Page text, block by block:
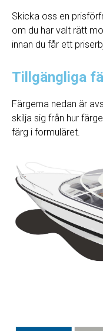
Skicka oss en
om du har valt rätt
innan du får ett
Tillgängliga
Färgerna nedan är
skilja sig från hur
färg i formuläret.